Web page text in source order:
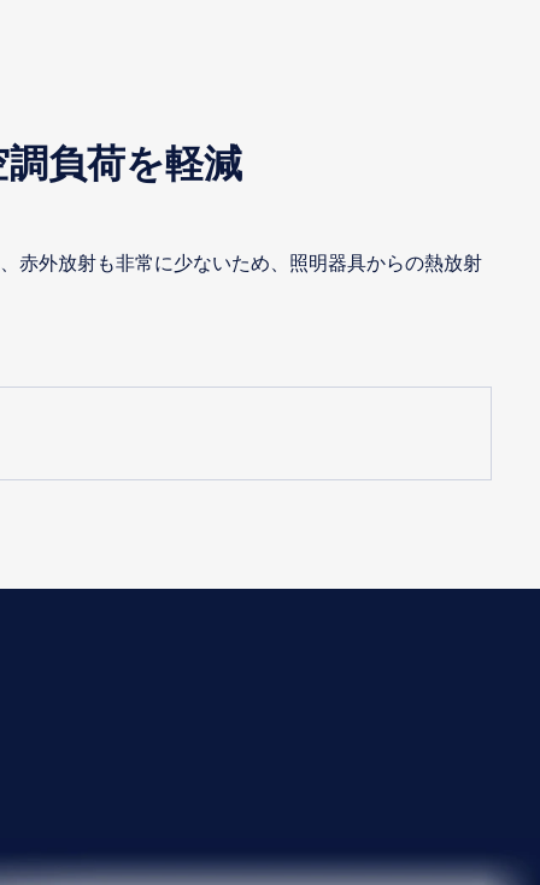
負荷を軽減
赤外放射も非常に少ないため、照明器具からの熱放射